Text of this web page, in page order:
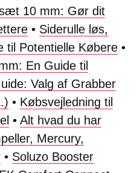
10 mm: Gør dit
• Siderulle løs,
til Potentielle Købere •
En Guide til
Valg af Grabber
• Købsvejledning til
• Alt hvad du har
Mercury,
• Soluzo Booster